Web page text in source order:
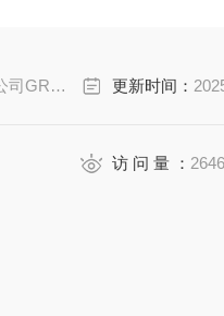
9080 更新时间：
访 问 量 ： 2646